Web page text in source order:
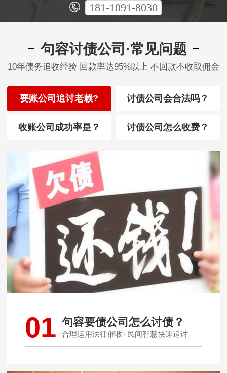
181-1091-8030
句容讨债公司·常见问题
10年债务追收经验 回款率达95%以上 不回款不收取佣金
要账公司追讨老赖? 讨债公司会合法吗？
收账公司成功率是？ 讨债公司怎么收费？
01 句容要债公司怎么讨债？
合理运用法律催收+民间智慧快速追讨